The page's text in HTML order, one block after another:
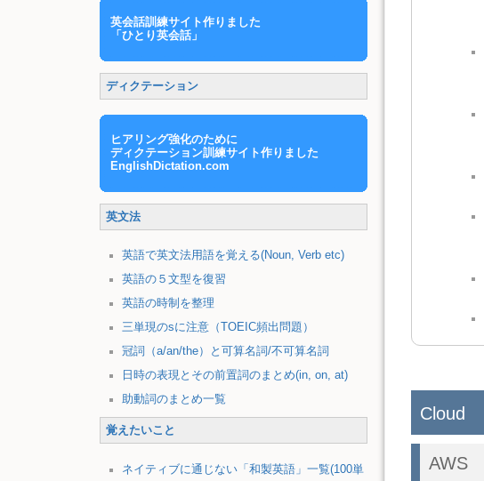
英会話訓練サイト作りました
「ひとり英会話」
ディクテーション
ヒアリング強化のために
ディクテーション訓練サイト作りました
EnglishDictation.com
英文法
英語で英文法用語を覚える(Noun, Verb etc)
英語の５文型を復習
英語の時制を整理
三単現のsに注意（TOEIC頻出問題）
冠詞（a/an/the）と可算名詞/不可算名詞
日時の表現とその前置詞のまとめ(in, on, at)
助動詞のまとめ一覧
覚えたいこと
ネイティブに通じない「和製英語」一覧(100単
Cloud
AWS